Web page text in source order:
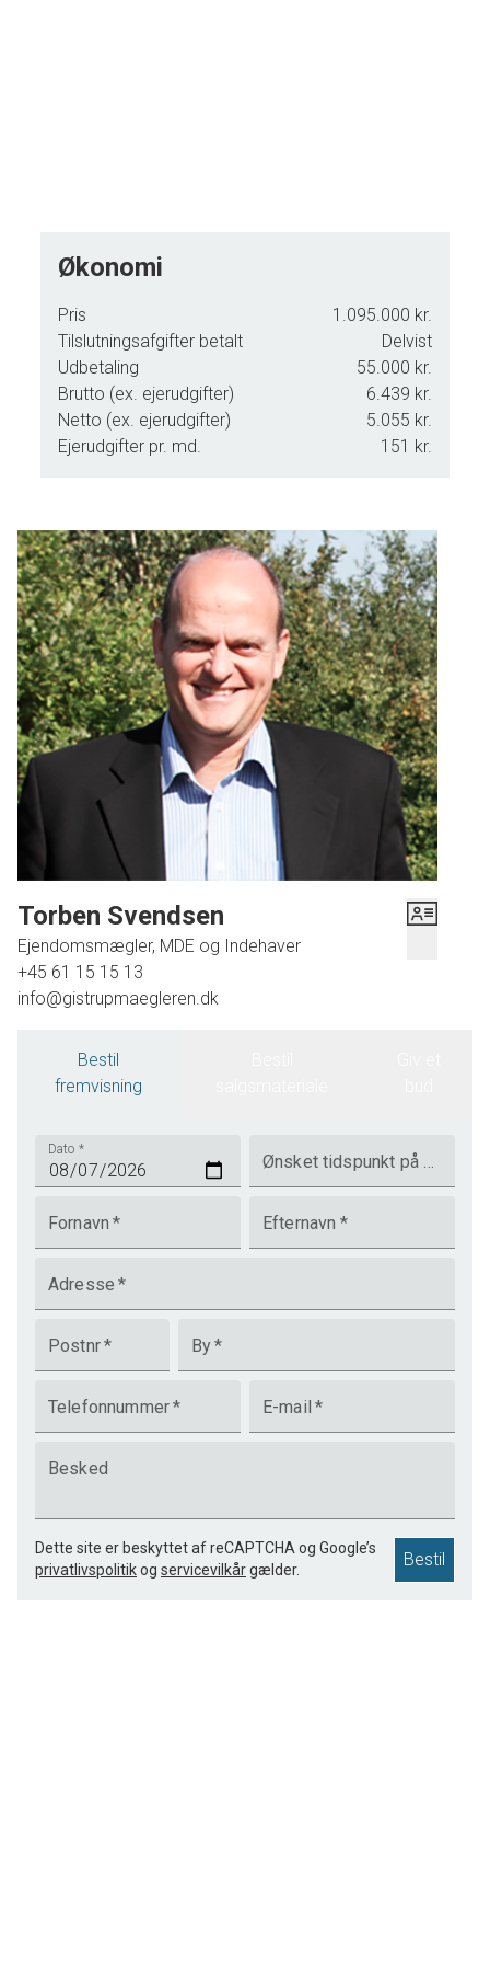
Økonomi
Pris
1.095.000 kr.
Tilslutningsafgifter betalt
Delvist
Udbetaling
55.000 kr.
Brutto (ex. ejerudgifter)
6.439 kr.
Netto (ex. ejerudgifter)
5.055 kr.
Ejerudgifter pr. md.
151 kr.
Torben Svendsen
Ejendomsmægler, MDE og Indehaver
+45 61 15 15 13
info@gistrupmaegleren.dk
Bestil
fremvisning
Dato *
Ønsket tidspunkt på dagen
Fornavn * Efternavn *
Adresse *
Postnr* By*
Telefonnummer* E-mail *
Besked
Dette site er beskyttet af reCAPTCHA og Google’s
privatlivspolitikog servicevilkårgælder. Bestil